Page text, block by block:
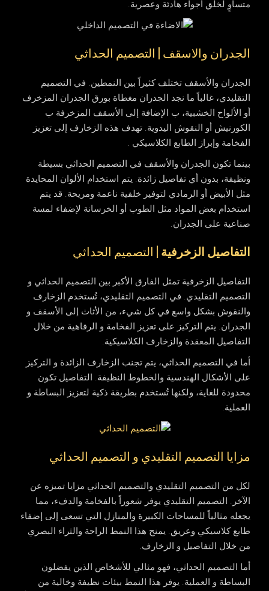
متساوٍ لخلق أجواء هادئة وعصرية.
الجدران والاسقف | التصميم الحداثي
الجدران والأسقف تختلف كثيراً بين النمطين. في التصميم
التقليدي، غالباً ما نجد الجدران مغطاة بورق الجدران المزخرف
أو الألواح الخشبية، ب الإضافة إلى الأسقف المزخرفة ب
الكورنيش أو النقوش اليدوية. تهدف هذه الزخارف إلى تعزيز
الفخامة وإبراز الطابع الكلاسيكي .
بينما تكون الجدران والأسقف في التصميم الحداثي بسيطة
ونظيفة، بدون أي تفاصيل زائدة. يتم استخدام الألوان المحايدة
مثل الأبيض أو الرمادي لتوفير خلفية ناعمة ومريحة. قد يتم
استخدام بعض المواد مثل الطوب أو الخرسانة لإضفاء لمسة
صناعية على الجدران.
التفاصيل الزخرفية | التصميم الحداثي
التفاصيل الزخرفية تمثل الفارق الأكبر بين التصميم الحداثي و
التصميم التقليدي. في التصميم التقليدي، تُستخدم الزخارف
والنقوش بشكل واسع في كل شيء، من الأثاث إلى الأسقف و
الجدران. يتم التركيز على تعزيز الفخامة و الرفاهية من خلال
التفاصيل المعقدة والزخارف الكلاسيكية.
أما في التصميم الحداثي، يتم تجنب الزخارف الزائدة و التركيز
على الأشكال الهندسية والخطوط النظيفة. التفاصيل تكون
محدودة للغاية، ولكنها تُستخدم بطريقة ذكية لتعزيز البساطة و
العملية.
مزايا التصميم التقليدي و التصميم الحداثي
لكل من التصميم التقليدي والتصميم الحداثي مزايا تميزه عن
الآخر. التصميم التقليدي يوفر شعوراً بالفخامة والدفء، مما
يجعله مثالياً للمساحات الكبيرة والمنازل التي تسعى إلى إضفاء
طابع كلاسيكي وعريق. يمنح هذا النمط الراحة والثراء البصري
من خلال التفاصيل و الزخارف.
أما التصميم الحداثي، فهو مثالي للأشخاص الذين يفضلون
البساطة و العملية. يوفر هذا النمط بيئات نظيفة وخالية من